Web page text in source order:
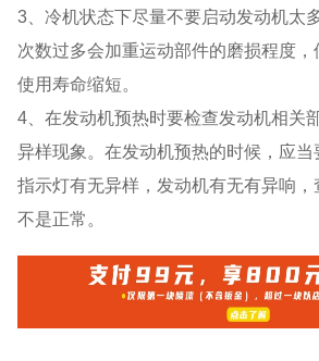
3、冷机状态下尽量不要启动发动机太
次数过多会加重运动部件的磨损程度
使用寿命缩短。
4、在发动机预热时要检查发动机相关
异样现象。在发动机预热的时候，应
指示灯有无异样，发动机有无有异响
不是正常。